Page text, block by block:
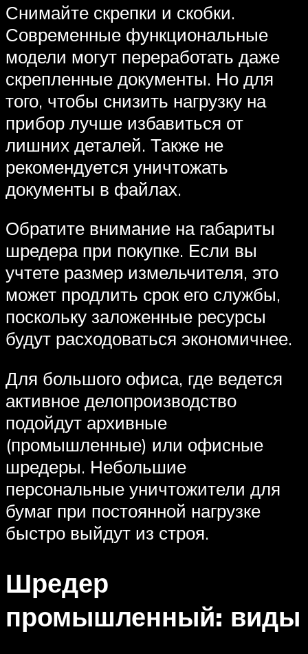
Снимайте скрепки и скобки.
Современные функциональные
модели могут переработать даже
скрепленные документы. Но для
того, чтобы снизить нагрузку на
прибор лучше избавиться от
лишних деталей. Также не
рекомендуется уничтожать
документы в файлах.
Обратите внимание на габариты
шредера при покупке. Если вы
учтете размер измельчителя, это
может продлить срок его службы,
поскольку заложенные ресурсы
будут расходоваться экономичнее.
Для большого офиса, где ведется
активное делопроизводство
подойдут архивные
(промышленные) или офисные
шредеры. Небольшие
персональные уничтожители для
бумаг при постоянной нагрузке
быстро выйдут из строя.
Шредер
промышленный: виды